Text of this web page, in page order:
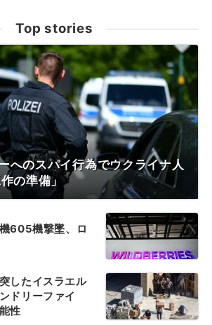
Top stories
へのスパイ行為でウクライナ人
の準備」
605機撃墜、ロ
したイスラエル
ドリーファイ
性